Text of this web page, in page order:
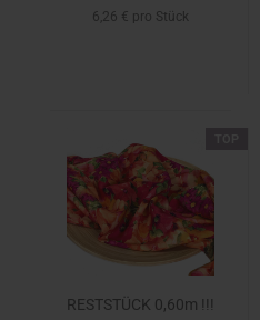
6,26 € pro Stück
RESTSTÜCK 0,60m !!!